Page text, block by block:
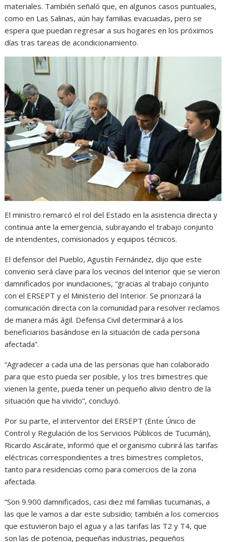
materiales. También señaló que, en algunos casos puntuales,
como en Las Salinas, aún hay familias evacuadas, pero se
espera que puedan regresar a sus hogares en los próximos
días tras tareas de acondicionamiento.
El ministro remarcó el rol del Estado en la asistencia directa y
continua ante la emergencia, subrayando el trabajo conjunto
de intendentes, comisionados y equipos técnicos.
El defensor del Pueblo, Agustín Fernández, dijo que este
convenio será clave para los vecinos del interior que se vieron
damnificados por inundaciones, “gracias al trabajo conjunto
con el ERSEPT y el Ministerio del Interior. Se priorizará la
comunicación directa con la comunidad para resolver reclamos
de manera más ágil. Defensa Civil determinará a los
beneficiarios basándose en la situación de cada persona
afectada”.
“Agradecer a cada una de las personas que han colaborado
para que esto pueda ser posible, y los tres bimestres que
vienen la gente, pueda tener un pequeño alivio dentro de la
situación que ha vivido”, concluyó.
Por su parte, el interventor del ERSEPT (Ente Único de
Control y Regulación de los Servicios Públicos de Tucumán),
Ricardo Ascárate, informó que el organismo cubrirá las tarifas
eléctricas correspondientes a tres bimestres completos,
tanto para residencias como para comercios de la zona
afectada.
“Son 9.900 damnificados, casi diez mil familias tucumanas, a
las que le vamos a dar este subsidio; también a los comercios
que estuvieron bajo el agua y a las tarifas las T2 y T4, que
son las de potencia, pequeñas industrias, pequeños